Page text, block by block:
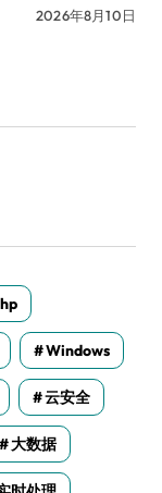
2026年8月10日
Windows
云安全
大数据